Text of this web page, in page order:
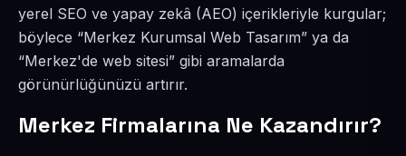
yerel SEO ve yapay zekâ (AEO) içerikleriyle kurgular;
böylece “Merkez Kurumsal Web Tasarım” ya da
“Merkez'de web sitesi” gibi aramalarda
görünürlüğünüzü artırır.
Merkez Firmalarına Ne Kazandırır?